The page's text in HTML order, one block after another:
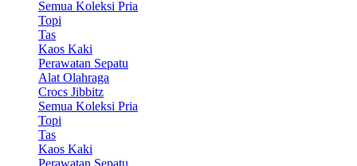
Semua Koleksi Pria
Topi
Tas
Kaos Kaki
Perawatan Sepatu
Alat Olahraga
Crocs Jibbitz
Semua Koleksi Pria
Topi
Tas
Kaos Kaki